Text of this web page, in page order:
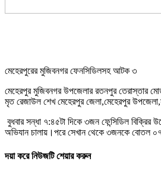
মেহেরপুরের মুজিবনগর ফেনসিডিলসহ আটক ৩
মেহেরপুর মুজিবনগর উপজেলার রতনপুর তেরাস্তার
মৃত রেজাউল শেখ মেহেরপুর জেলা,মেহেরপুর
বুধবার সন্ধা ৭:৪৫টা দিকে ৩জন ফেন্সিডিল
অভিযান চালায়।পরে সেখান থেকে ৩জনকে বোতল
দয়া করে নিউজটি শেয়ার করুন